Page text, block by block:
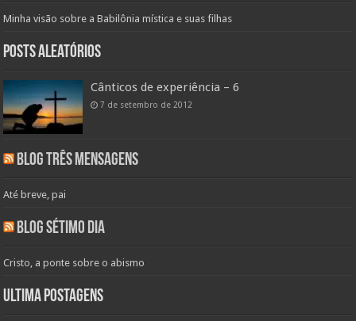
Minha visão sobre a Babilônia mística e suas filhas
Posts aleatórios
Cânticos de experiência – 6
7 de setembro de 2012
Blog Três Mensagens
Até breve, pai
Blog Sétimo Dia
Cristo, a ponte sobre o abismo
Ultima Postagens